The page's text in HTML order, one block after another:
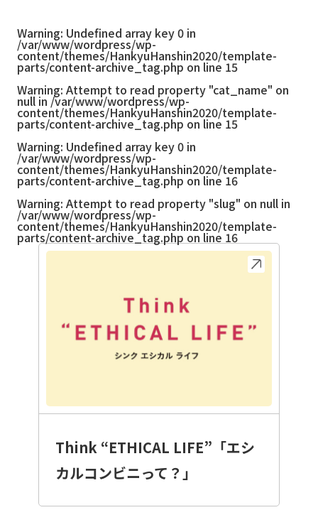
Warning: Undefined array key 0 in
/var/www/wordpress/wp-
content/themes/HankyuHanshin2020/template-
parts/content-archive_tag.php on line 15
Warning: Attempt to read property "cat_name" on
null in /var/www/wordpress/wp-
content/themes/HankyuHanshin2020/template-
parts/content-archive_tag.php on line 15
Warning: Undefined array key 0 in
/var/www/wordpress/wp-
content/themes/HankyuHanshin2020/template-
parts/content-archive_tag.php on line 16
Warning: Attempt to read property "slug" on null in
/var/www/wordpress/wp-
content/themes/HankyuHanshin2020/template-
parts/content-archive_tag.php on line 16
Think “ETHICAL LIFE”「エシ
カルコンビニって？」